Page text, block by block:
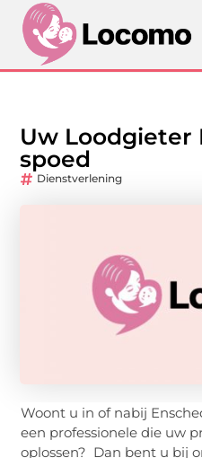
Uw Loodgieter
spoed
Dienstverlening
Woont u in of nabij
een professionele die uw
oplossen? Dan bent u bij